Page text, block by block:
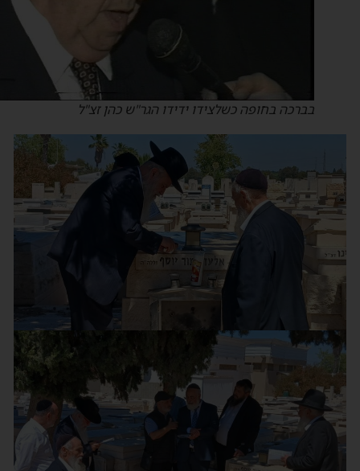
בברכה בחופה כשלצידו ידידו הגר"ש כהן זצ"ל